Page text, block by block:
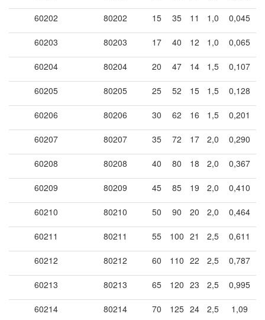
60202 80202 15 35 11 1,0 0,045
60203 80203 17 40 12 1,0 0,065
60204 80204 20 47 14 1,5 0,107
60205 80205 25 52 15 1,5 0,128
60206 80206 30 62 16 1,5 0,201
60207 80207 35 72 17 2,0 0,290
60208 80208 40 80 18 2,0 0,367
60209 80209 45 85 19 2,0 0,410
60210 80210 50 90 20 2,0 0,464
60211 80211 55 100 21 2,5 0,611
60212 80212 60 110 22 2,5 0,787
60213 80213 65 120 23 2,5 0,995
60214 80214 70 125 24 2,5 1,09